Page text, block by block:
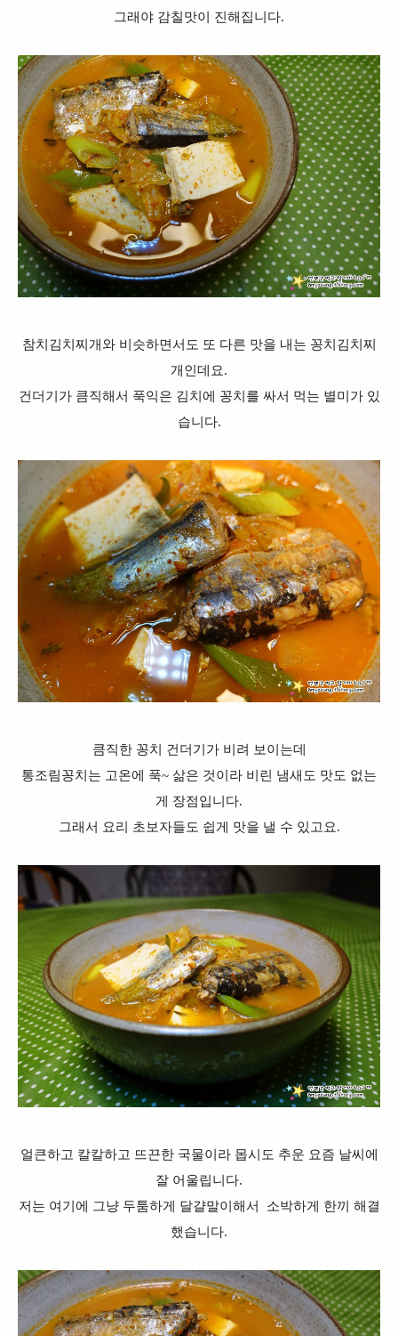
그래야 감칠맛이 진해집니다.
참치김치찌개와 비슷하면서도 또 다른 맛을 내는 꽁치김치찌
개인데요.
건더기가 큼직해서 푹익은 김치에 꽁치를 싸서 먹는 별미가 있
습니다.
큼직한 꽁치 건더기가 비려 보이는데
통조림꽁치는 고온에 푹~ 삶은 것이라 비린 냄새도 맛도 없는
게 장점입니다.
그래서 요리 초보자들도 쉽게 맛을 낼 수 있고요.
얼큰하고 칼칼하고 뜨끈한 국물이라 몹시도 추운 요즘 날씨에
잘 어울립니다.
저는 여기에 그냥 두툼하게 달걀말이해서 소박하게 한끼 해결
했습니다.